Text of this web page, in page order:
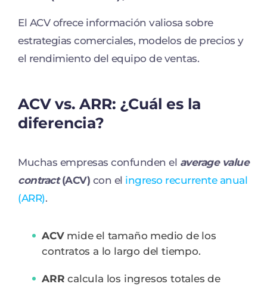
El ACV ofrece información valiosa sobre
estrategias comerciales, modelos de precios y
el rendimiento del equipo de ventas.
ACV vs. ARR: ¿Cuál es la
diferencia?
Muchas empresas confunden el average value
contract(ACV) con el ingreso recurrente anual
(ARR).
ACVmide el tamaño medio de los
contratos a lo largo del tiempo.
ARR calcula los ingresos totales de